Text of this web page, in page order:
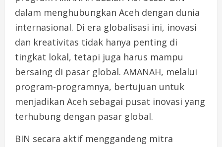
dalam menghubungkan Aceh dengan dunia
internasional. Di era globalisasi ini, inovasi
dan kreativitas tidak hanya penting di
tingkat lokal, tetapi juga harus mampu
bersaing di pasar global. AMANAH, melalui
program-programnya, bertujuan untuk
menjadikan Aceh sebagai pusat inovasi yang
terhubung dengan pasar global.
BIN secara aktif menggandeng mitra